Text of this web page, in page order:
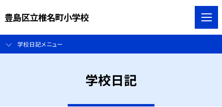
豊島区立椎名町小学校
学校日記メニュー
学校日記